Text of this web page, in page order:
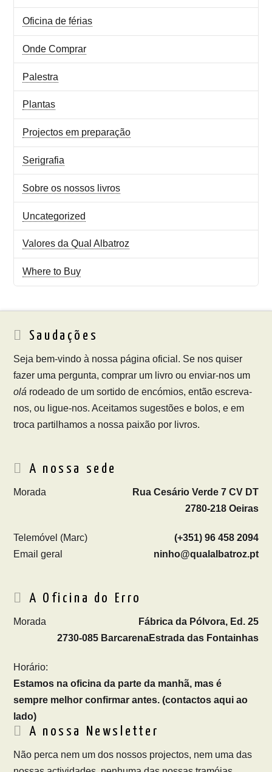
Oficina de férias
Onde Comprar
Palestra
Plantas
Projectos em preparação
Serigrafia
Sobre os nossos livros
Uncategorized
Valores da Qual Albatroz
Where to Buy
Saudações
Seja bem-vindo à nossa página oficial. Se nos quiser
fazer uma pergunta, comprar um livro ou enviar-nos um
olá rodeado de um sortido de encómios, então escreva-
nos, ou ligue-nos. Aceitamos sugestões e bolos, e em
troca partilhamos a nossa paixão por livros.
A nossa sede
Morada
Rua Cesário Verde 7 CV DT
2780-218 Oeiras
Telemóvel (Marc)
(+351) 96 458 2094
Email geral
ninho@qualalbatroz.pt
A Oficina do Erro
Morada
Fábrica da Pólvora, Ed. 25
Estrada das Fontainhas
2730-085 Barcarena
Horário:
Estamos na oficina da parte da manhã, mas é
sempre melhor confirmar antes. (contactos aqui ao
lado)
A nossa Newsletter
Não perca nem um dos nossos projectos, nem uma das